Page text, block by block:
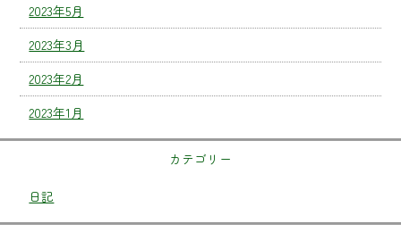
2023年5月
2023年3月
2023年2月
2023年1月
カテゴリー
日記